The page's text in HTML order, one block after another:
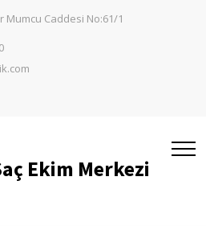
Mumcu Caddesi No:61/1
Ekim Merkezi